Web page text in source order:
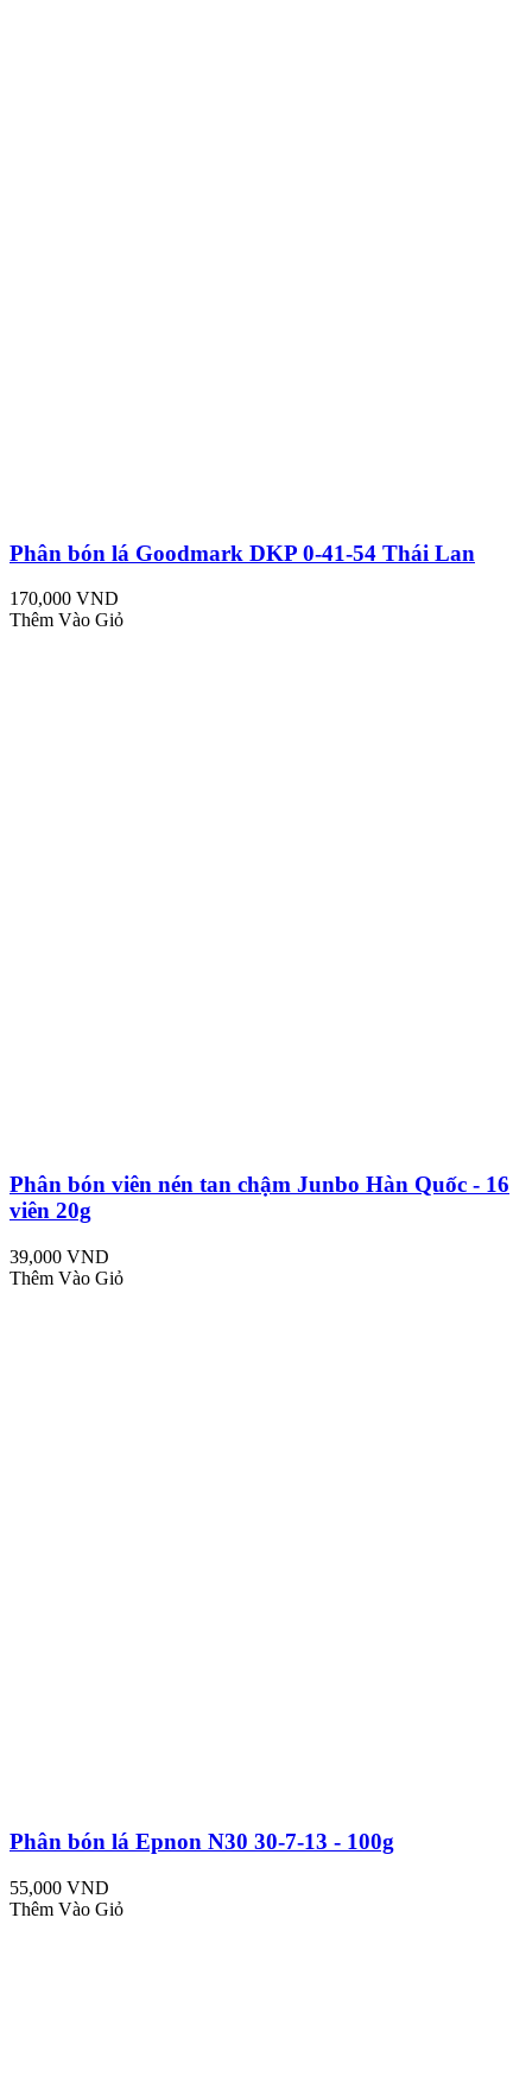
Phân bón lá Goodmark DKP 0-41-54 Thái Lan
170,000 VND
Thêm Vào Giỏ
Phân bón viên nén tan chậm Junbo Hàn Quốc - 16
viên 20g
39,000 VND
Thêm Vào Giỏ
Phân bón lá Epnon N30 30-7-13 - 100g
55,000 VND
Thêm Vào Giỏ